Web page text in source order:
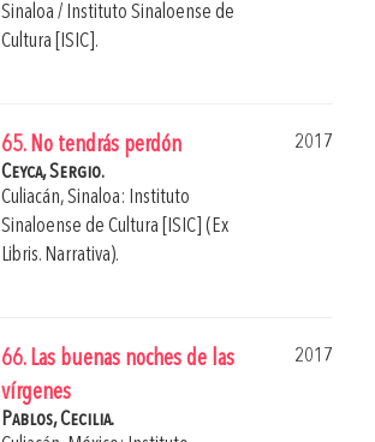
Sinaloa / Instituto Sinaloense de
Cultura [ISIC].
65. No tendrás perdón
2017
Ceyca, Sergio.
Culiacán, Sinaloa: Instituto
Sinaloense de Cultura [ISIC] (Ex
Libris. Narrativa).
66. Las buenas noches de las
vírgenes
2017
Pablos, Cecilia.